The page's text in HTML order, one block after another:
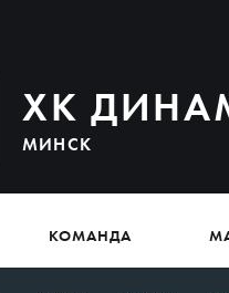
ХК
МИНСК
КОМАНДА